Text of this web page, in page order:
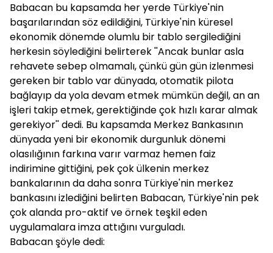
Babacan bu kapsamda her yerde Türkiye'nin
başarılarından söz edildiğini, Türkiye'nin küresel
ekonomik dönemde olumlu bir tablo sergilediğini
herkesin söylediğini belirterek ''Ancak bunlar asla
rehavete sebep olmamalı, çünkü gün gün izlenmesi
gereken bir tablo var dünyada, otomatik pilota
bağlayıp da yola devam etmek mümkün değil, an an
işleri takip etmek, gerektiğinde çok hızlı karar almak
gerekiyor'' dedi. Bu kapsamda Merkez Bankasının
dünyada yeni bir ekonomik durgunluk dönemi
olasılığının farkına varır varmaz hemen faiz
indirimine gittiğini, pek çok ülkenin merkez
bankalarının da daha sonra Türkiye'nin merkez
bankasını izlediğini belirten Babacan, Türkiye'nin pek
çok alanda pro-aktif ve örnek teşkil eden
uygulamalara imza attığını vurguladı.
Babacan şöyle dedi: